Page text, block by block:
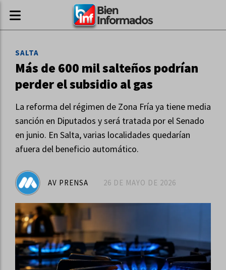
Más de 600 mil salteños podrían
perder el subsidio al gas
La reforma del régimen de Zona Fría ya tiene media
sanción en Diputados y será tratada por el Senado
en junio. En Salta, varias localidades quedarían
afuera del beneficio automático.
SALTA
26 DE MAYO DE 2026
AV PRENSA